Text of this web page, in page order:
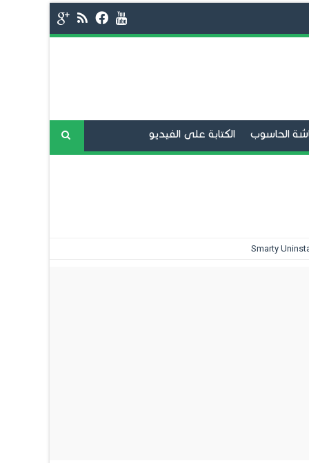
الحاسوب الكتابة على الفيديو